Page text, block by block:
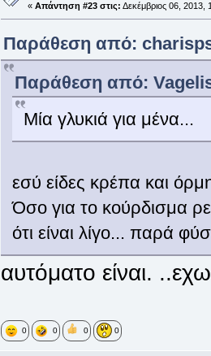
« Απάντηση #23 στις: Δεκέμβριος 06, 2013,
Παράθεση από: charisps
Παράθεση από: Vagelis
Μία γλυκιά για μένα...
εσύ είδες κρέπα και
Όσο για το κούρδισμα
ότι είναι λίγο... παρά
αυτόματο είναι.
0 0 0 0